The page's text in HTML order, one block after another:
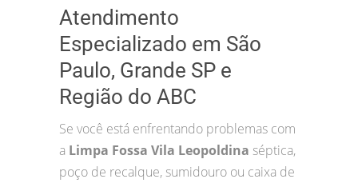
Atendimento
Especializado em São
Paulo, Grande SP e
Região do ABC
Se você está enfrentando problemas com
a Limpa Fossa Vila Leopoldina séptica,
poço de recalque, sumidouro ou caixa de